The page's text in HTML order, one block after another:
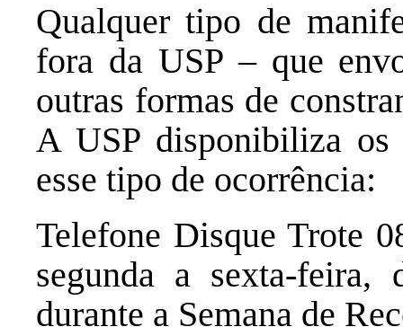
Qualquer tipo de
fora da USP – que
outras formas de
A USP disponibiliza os
esse tipo de ocorrência:
Telefone Disque Trote
segunda a sexta-
durante a Semana de